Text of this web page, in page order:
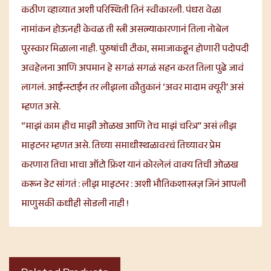
कठीण व्हाव्यात अशी परिस्थिती तिनं स्वीकारली. पंधरा वेळा
नामांकन होऊनही केवळ ती स्त्री असल्याकारणानं तिला नोबेल
पुरस्कार मिळाला नाही. पुरुषांची टीका, समाजाकडून होणारी पदोपदी
अवहेलना आणि अपमान हे सगळं सगळं सहन करत तिला पुढे जावं
लागलं. आईन्स्टाईन तर लीझला कौतुकानं ‘अवर मादाम क्यूरी’ असं
म्हणत असे.
“माझं काम हीच माझी ओळख आणि तेच माझं चरित्र” असं लीझ
माइटनर म्हणत असे. तिच्या समाधीस्थळावरचं तिच्यावर प्रेम
करणारा तिचा भाचा ऑटो फ्रिश यानं कोरलेलं वाक्य तिची ओळख
करून डेट सांगतं : लीझ माइटनर : अशी भौतिकशास्त्रज्ञ जिनं आपली
माणुसकी कधीही सोडली नाही !